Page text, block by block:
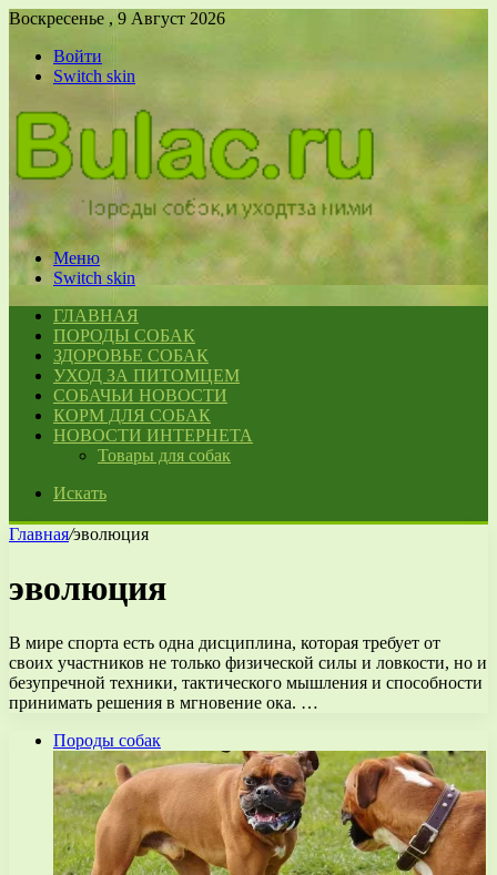
Воскресенье , 9 Август 2026
Войти
Switch skin
Меню
Switch skin
ГЛАВНАЯ
ПОРОДЫ СОБАК
ЗДОРОВЬЕ СОБАК
УХОД ЗА ПИТОМЦЕМ
СОБАЧЬИ НОВОСТИ
КОРМ ДЛЯ СОБАК
НОВОСТИ ИНТЕРНЕТА
Товары для собак
Искать
Главная/эволюция
эволюция
В мире спорта есть одна дисциплина, которая требует от
своих участников не только физической силы и ловкости, но и
безупречной техники, тактического мышления и способности
принимать решения в мгновение ока. …
Породы собак